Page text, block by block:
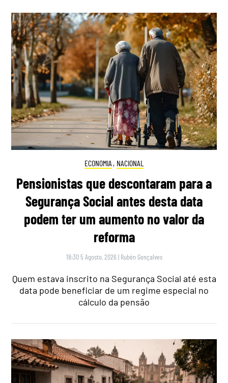
ECONOMIA , NACIONAL
Pensionistas que descontaram para a
Segurança Social antes desta data
podem ter um aumento no valor da
reforma
18:30 5 Agosto, 2026 | Rubén Gonçalves
Quem estava inscrito na Segurança Social até esta
data pode beneficiar de um regime especial no
cálculo da pensão